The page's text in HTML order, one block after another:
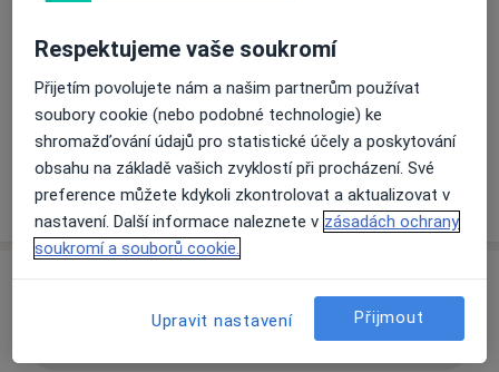
Způsoby platby (soukromé návštěvy)
Na teto adrese lékař přijímá pacienty na pojišťovnu
Detaily
Více
o adrese
Přidejte svůj názor
Respektujeme vaše soukromí
Přijetím povolujete nám a našim partnerům používat
soubory cookie (nebo podobné technologie) ke
shromažďování údajů pro statistické účely a poskytování
obsahu na základě vašich zvyklostí při procházení. Své
preference můžete kdykoli zkontrolovat a aktualizovat v
nastavení. Další informace naleznete v zásadách ochrany
soukromí a souborů cookie.
Upravit nastavení Přijmout